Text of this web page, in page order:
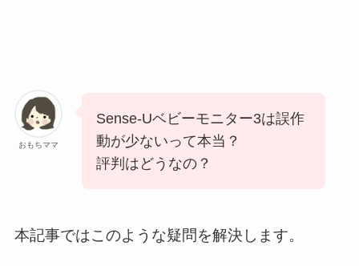
おもちママ
Sense-Uベビーモニター3は誤作
動が少ないって本当？
評判はどうなの？
本記事ではこのような疑問を解決します。